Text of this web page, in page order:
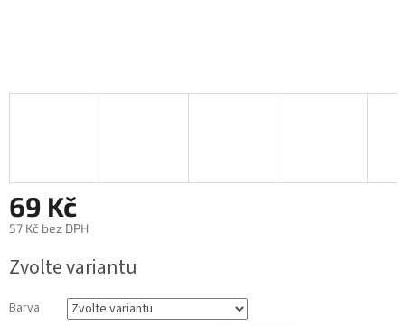
69 Kč
57 Kč bez DPH
cena:
Zvolte variantu
Barva